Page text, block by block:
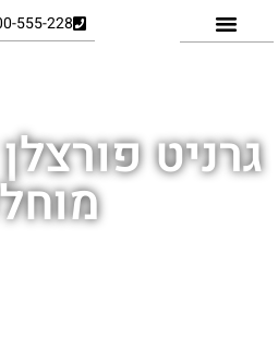
555-228
גרניט